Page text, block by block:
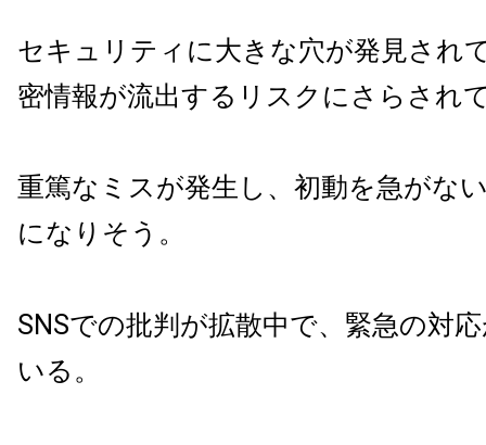
セキュリティに大きな穴が発見され
密情報が流出するリスクにさらされ
重篤なミスが発生し、初動を急がな
になりそう。
SNSでの批判が拡散中で、緊急の対
いる。